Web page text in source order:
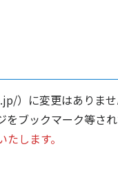
）に変更はありま
ブックマーク等され
します。